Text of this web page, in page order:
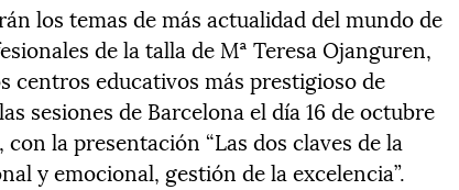
los temas de más actualidad del mundo de
de la talla de Mª Teresa Ojanguren,
centros educativos más prestigioso de
sesiones de Barcelona el día 16 de octubre
la presentación “Las dos claves de la
y emocional, gestión de la excelencia”.